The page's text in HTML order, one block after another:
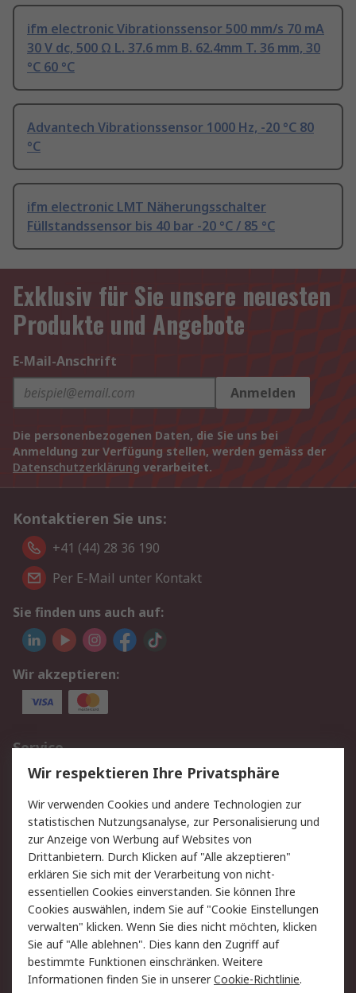
ifm electronic Vibrationssensor 500 mm/s 70 mA
30 V dc, 500 Ω L. 37.6 mm B. 62.4mm T. 36 mm, 30
°C 60 °C
Advantech Vibrationssensor 1000 Hz, -20 °C 80
°C
ifm electronic LMT Näherungsschalter
Füllstandssensor bis 40 bar -20 °C / 85 °C
Exklusiv für Sie unsere neuesten
Produkte und Angebote
E-Mail-Anschrift
Anmelden
Die personenbezogenen Daten, die Sie uns bei
Anmeldung zur Verfügung stellen, werden gemäss der
Datenschutzerklärung verarbeitet.
Kontaktieren Sie uns:
+41 (44) 28 36 190
Per E-Mail unter Kontakt
Sie finden uns auch auf:
Wir akzeptieren:
Service
Value Added Services
Lieferlösungen
Rücksendungen
Kontakt
Hilfe
Rechtliches
AGB
Datenschutz
Cookie-Richtlinie
Zahlungsbedingungen
Copyright/Impressum
Über RS
Wir respektieren Ihre Privatsphäre
Wir verwenden Cookies und andere Technologien zur
statistischen Nutzungsanalyse, zur Personalisierung und
zur Anzeige von Werbung auf Websites von
Drittanbietern. Durch Klicken auf "Alle akzeptieren"
erklären Sie sich mit der Verarbeitung von nicht-
essentiellen Cookies einverstanden. Sie können Ihre
Cookies auswählen, indem Sie auf "Cookie Einstellungen
verwalten" klicken. Wenn Sie dies nicht möchten, klicken
Sie auf "Alle ablehnen". Dies kann den Zugriff auf
bestimmte Funktionen einschränken. Weitere
Informationen finden Sie in unsererCookie-Richtlinie.